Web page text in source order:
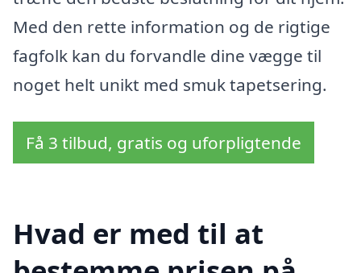
Med den rette information og de rigtige
fagfolk kan du forvandle dine vægge til
noget helt unikt med smuk tapetsering.
Få 3 tilbud, gratis og uforpligtende
Hvad er med til at